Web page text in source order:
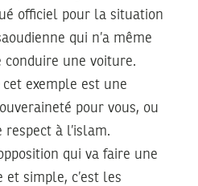
officiel pour la situation
qui n’a même
conduire une voiture.
exemple est une
pour vous, ou
respect à l’islam.
qui va faire une
et simple, c’est les